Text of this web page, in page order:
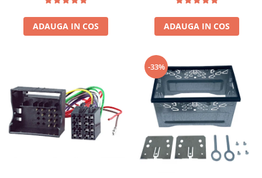
ADAUGA IN COS ADAUGA IN COS
-33%